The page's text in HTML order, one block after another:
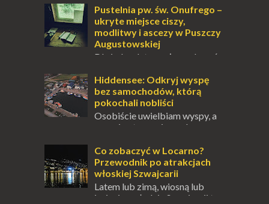
Pustelnia pw. św. Onufrego –
ukryte miejsce ciszy,
modlitwy i ascezy w Puszczy
Augustowskiej
Dla jednych to może wydawać
przetrwania lub romantycznym życiem. Dla
innych to nieustanne przebywanie z B...
Hiddensee: Odkryj wyspę
bez samochodów, którą
pokochali nobliści
Osobiście uwielbiam wyspy, a
uczucie otoczenia wodą
pośrodku Bałtyku? To zawsze brzmi jak
doskonał...
Co zobaczyć w Locarno?
Przewodnik po atrakcjach
włoskiej Szwajcarii
Latem lub zimą, wiosną lub
jesienią, południe Szwajcarii to